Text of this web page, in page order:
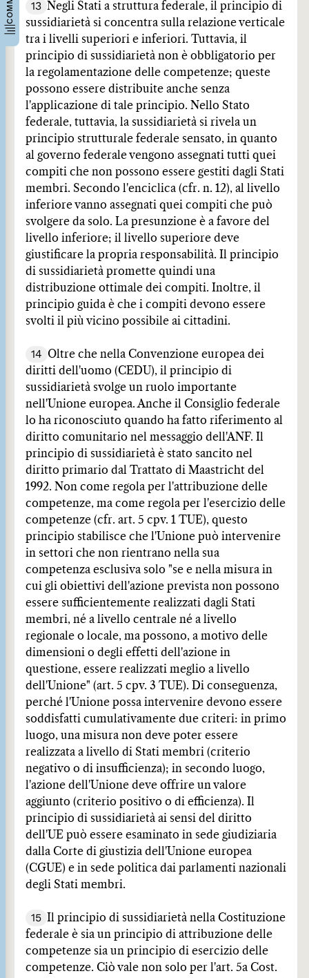
13 Negli Stati a struttura federale, il principio di
sussidiarietà si concentra sulla relazione verticale
tra i livelli superiori e inferiori. Tuttavia, il
principio di sussidiarietà non è obbligatorio per
la regolamentazione delle competenze; queste
possono essere distribuite anche senza
l'applicazione di tale principio. Nello Stato
federale, tuttavia, la sussidiarietà si rivela un
principio strutturale federale sensato, in quanto
al governo federale vengono assegnati tutti quei
compiti che non possono essere gestiti dagli Stati
membri. Secondo l'enciclica (cfr. n. 12), al livello
inferiore vanno assegnati quei compiti che può
svolgere da solo. La presunzione è a favore del
livello inferiore; il livello superiore deve
giustificare la propria responsabilità. Il principio
di sussidiarietà promette quindi una
distribuzione ottimale dei compiti. Inoltre, il
principio guida è che i compiti devono essere
svolti il più vicino possibile ai cittadini.
14
Oltre che nella Convenzione europea dei
diritti dell'uomo (CEDU), il principio di
sussidiarietà svolge un ruolo importante
nell'Unione europea. Anche il Consiglio federale
lo ha riconosciuto quando ha fatto riferimento al
diritto comunitario nel messaggio dell'ANF. Il
principio di sussidiarietà è stato sancito nel
diritto primario dal Trattato di Maastricht del
1992. Non come regola per l'attribuzione delle
competenze, ma come regola per l'esercizio delle
competenze (cfr. art. 5 cpv. 1 TUE), questo
principio stabilisce che l'Unione può intervenire
in settori che non rientrano nella sua
competenza esclusiva solo "se e nella misura in
cui gli obiettivi dell'azione prevista non possono
essere sufficientemente realizzati dagli Stati
membri, né a livello centrale né a livello
regionale o locale, ma possono, a motivo delle
dimensioni o degli effetti dell'azione in
questione, essere realizzati meglio a livello
dell'Unione" (art. 5 cpv. 3 TUE). Di conseguenza,
perché l'Unione possa intervenire devono essere
soddisfatti cumulativamente due criteri: in primo
luogo, una misura non deve poter essere
realizzata a livello di Stati membri (criterio
negativo o di insufficienza); in secondo luogo,
l'azione dell'Unione deve offrire un valore
aggiunto (criterio positivo o di efficienza). Il
principio di sussidiarietà ai sensi del diritto
dell'UE può essere esaminato in sede giudiziaria
dalla Corte di giustizia dell'Unione europea
(CGUE) e in sede politica dai parlamenti nazionali
degli Stati membri.
15 Il principio di sussidiarietà nella Costituzione
federale è sia un principio di attribuzione delle
competenze sia un principio di esercizio delle
competenze. Ciò vale non solo per l'art. 5a Cost.